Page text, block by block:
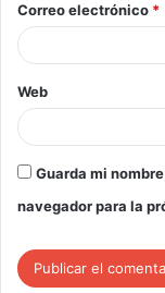
Correo electrónico *
Web
Guarda mi
navegador para la